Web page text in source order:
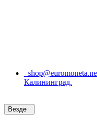
Калининград.
Везде